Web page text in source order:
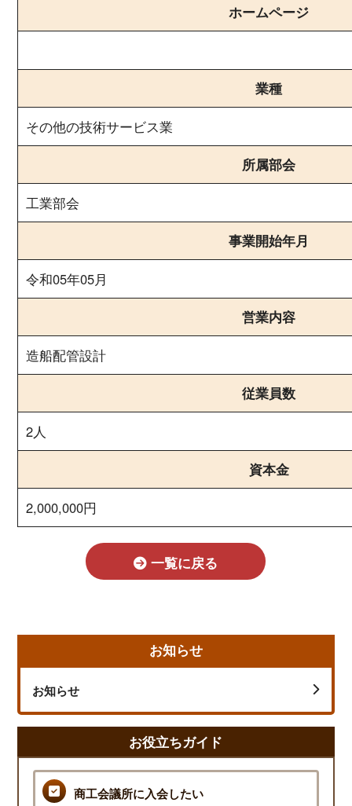
ホームページ
業種
その他の技術サービス業
所属部会
工業部会
事業開始年月
令和05年05月
営業内容
造船配管設計
従業員数
2人
資本金
2,000,000円
一覧に戻る
お知らせ
お知らせ
お役立ちガイド
商工会議所に入会したい